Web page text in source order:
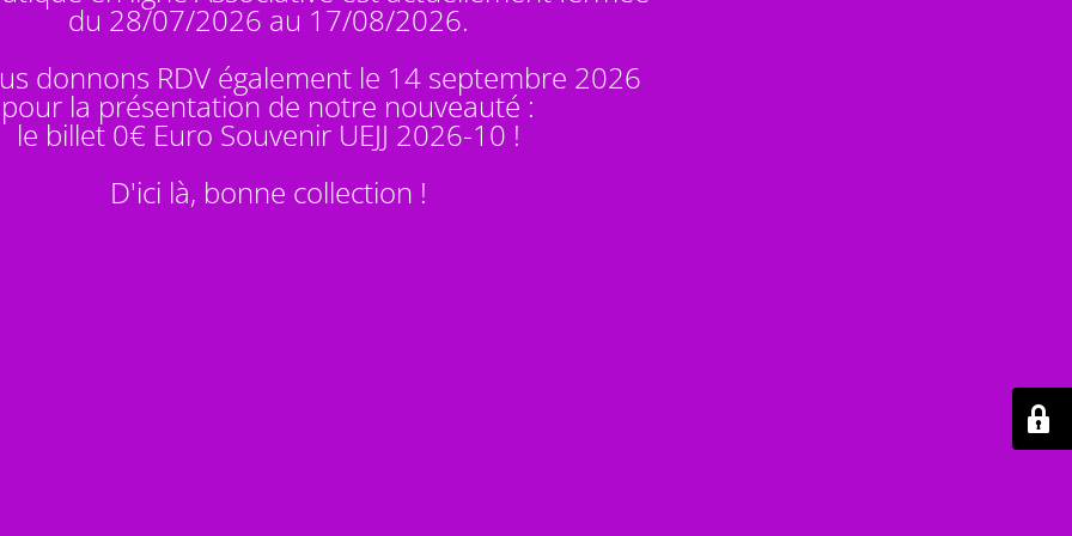
du 28/07/2026 au 17/08/2026.
donnons RDV également le 14 septembre 2026
pour la présentation de notre nouveauté :
le billet 0€ Euro Souvenir UEJJ 2026-10 !
D'ici là, bonne collection !